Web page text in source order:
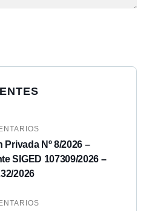
Privada Nº 8/2026 –
SIGED 107309/2026 –
2026